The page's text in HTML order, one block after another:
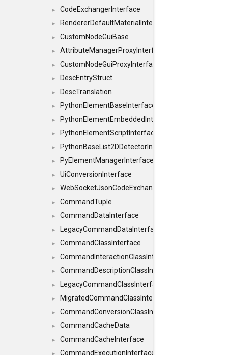
► CodeExchangerInterface
► RendererDefaultMaterialInterface
► CustomNodeGuiBase
► AttributeManagerProxyInterface
► CustomNodeGuiProxyInterface
► DescEntryStruct
► DescTranslation
► PythonElementBaseInterface
► PythonElementEmbeddedInterface
► PythonElementScriptInterface
► PythonBaseList2DDetectorInterface
► PyElementManagerInterface
► UiConversionInterface
► WebSocketJsonCodeExchangerInterface
► CommandTuple
► CommandDataInterface
► LegacyCommandDataInterface
► CommandClassInterface
► CommandInteractionClassInterface
► CommandDescriptionClassInterface
► LegacyCommandClassInterface
► MigratedCommandClassInterface
► CommandConversionClassInterface
► CommandCacheData
► CommandCacheInterface
CommandExecutionInterface